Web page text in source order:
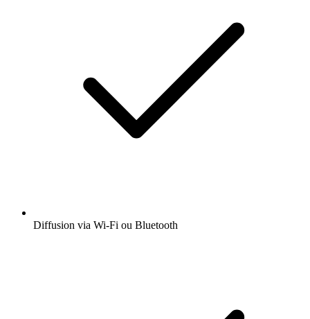
Diffusion via Wi-Fi ou Bluetooth